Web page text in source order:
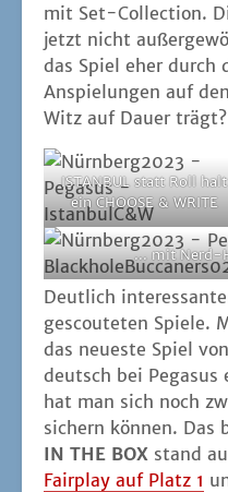
mit Set-Coll­ec­tion.
jetzt nicht
das Spiel eher durch
Anspie­lun­gen auf
Witz auf Dau­er trägt?
ISTANBUL statt Roll halt
ein CHOOSE & WRITE
... mit Nerd-
Deut­lich
gescou­te­ten Spie­le.
das neu­es­te Spiel
deutsch bei Pega­sus
hat man sich noch
sichern kön­nen. Das
IN THE BOX stand
Fair­play auf Platz 1